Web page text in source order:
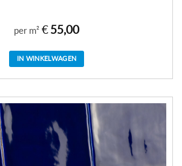
per m² €55,00
IN WINKELWAGEN